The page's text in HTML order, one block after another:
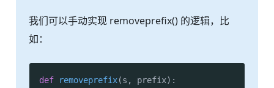
我们可以手动实现 removeprefix() 的逻辑，比
如：
def removeprefix(s, prefix):